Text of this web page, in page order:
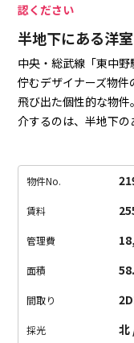
認ください
半地下にある洋
中央・総武線「東中野
佇むデザイナーズ物件
飛び出た個性的な物件。
介するのは、半地下の
ッチンが自慢。
ご飯
くも機能面はそこま
隠れ家のようで子供心
いて使いやすいし、暮
ル駅新宿までは2駅、
な空気が流れていて、
物件No.
賃料
管理費
面積
間取り
採光 北